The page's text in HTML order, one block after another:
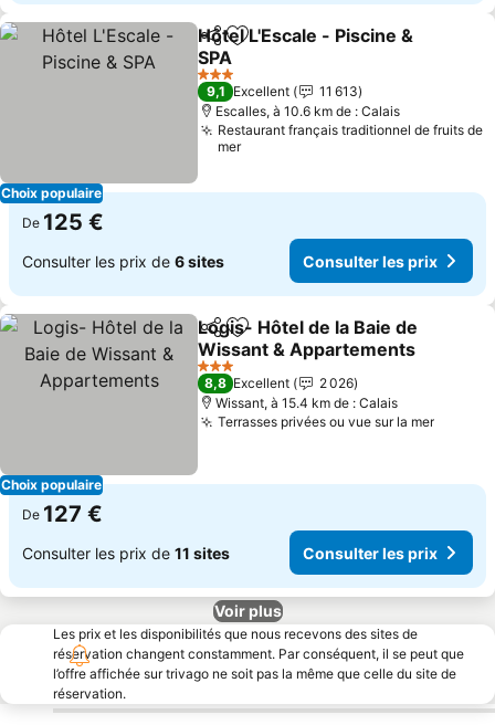
Choix populaire
PartagerAjouter à mes favoris
Hôtel L'Escale - Piscine &
SPA
3 Étoiles
9,1 Excellent
11 613
Escalles, à 10.6 km de : Calais
Restaurant français traditionnel de fruits de
mer
De 125 €
Consulter les prix de 6 sites Consulter les prix
Choix populaire
PartagerAjouter à mes favoris
Logis- Hôtel de la Baie de
Wissant & Appartements
3 Étoiles
8,8 Excellent
2 026
Wissant, à 15.4 km de : Calais
Terrasses privées ou vue sur la mer
De 127 €
Consulter les prix de 11 sites Consulter les prix
Voir plus
Les prix et les disponibilités que nous recevons des sites de
réservation changent constamment. Par conséquent, il se peut que
l’offre affichée sur trivago ne soit pas la même que celle du site de
réservation.